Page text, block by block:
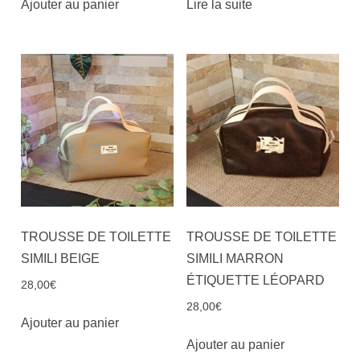
Ajouter au panier Lire la suite
TROUSSE DE TOILETTE
SIMILI BEIGE
28,00€
Ajouter au panier
TROUSSE DE TOILETTE
SIMILI MARRON
ÉTIQUETTE LÉOPARD
28,00€
Ajouter au panier